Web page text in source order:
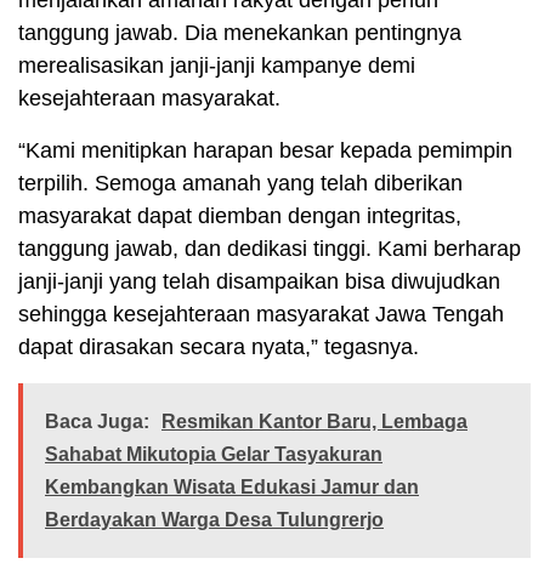
tanggung jawab. Dia menekankan pentingnya
merealisasikan janji-janji kampanye demi
kesejahteraan masyarakat.
“Kami menitipkan harapan besar kepada pemimpin
terpilih. Semoga amanah yang telah diberikan
masyarakat dapat diemban dengan integritas,
tanggung jawab, dan dedikasi tinggi. Kami berharap
janji-janji yang telah disampaikan bisa diwujudkan
sehingga kesejahteraan masyarakat Jawa Tengah
dapat dirasakan secara nyata,” tegasnya.
Baca Juga:
Resmikan Kantor Baru, Lembaga
Sahabat Mikutopia Gelar Tasyakuran
Kembangkan Wisata Edukasi Jamur dan
Berdayakan Warga Desa Tulungrerjo